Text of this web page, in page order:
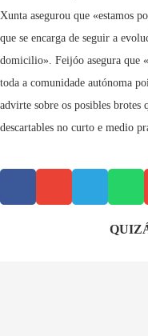
Xunta asegurou que «estamos
que se encarga de seguir a
domicilio». Feijóo asegura que
toda a comunidade autónoma
advirte sobre os posibles brotes
descartables no curto e medio